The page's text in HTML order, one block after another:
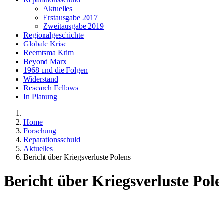
Aktuelles
Erstausgabe 2017
Zweitausgabe 2019
Regionalgeschichte
Globale Krise
Reemtsma Krim
Beyond Marx
1968 und die Folgen
Widerstand
Research Fellows
In Planung
Home
Forschung
Reparationsschuld
Aktuelles
Bericht über Kriegsverluste Polens
Bericht über Kriegsverluste